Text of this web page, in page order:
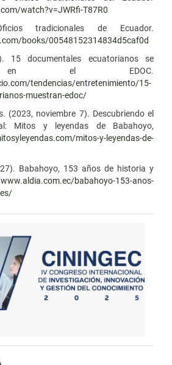
watch?v=JWRfi-T87R0
tradicionales de Ecuador.
books/00548152314834d5caf0d
15 documentales ecuatorianos se
en el EDOC.
tendencias/entretenimiento/15-
muestran-edoc/
(2023, noviembre 7). Descubriendo el
Mitos y leyendas de Babahoyo,
mitos-y-leyendas-de-
Babahoyo, 153 años de historia y
babahoyo-153-anos-